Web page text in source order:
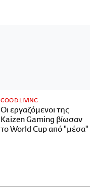
GOOD LIVING
Οι εργαζόμενοι της
Kaizen Gaming βίωσαν
το World Cup από "μέσα"